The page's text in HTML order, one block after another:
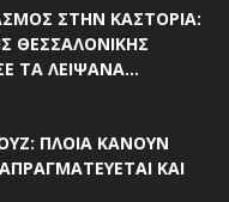
ΣΤΗΝ ΚΑΣΤΟΡΙΆ:
ΘΕΣΣΑΛΟΝΊΚΗΣ
ΤΑ ΛΕΊΨΑΝΑ...
ΠΛΟΊΑ ΚΆΝΟΥΝ
ΚΑΙ